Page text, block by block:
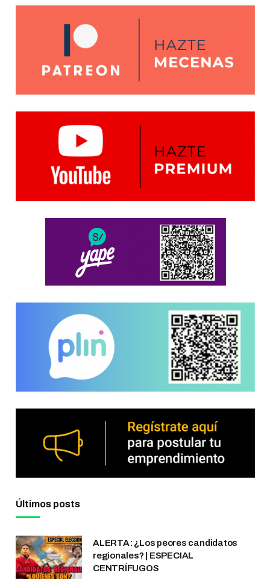
Últimos posts
ALERTA: ¿Los peores candidatos
regionales? | ESPECIAL
CENTRÍFUGOS